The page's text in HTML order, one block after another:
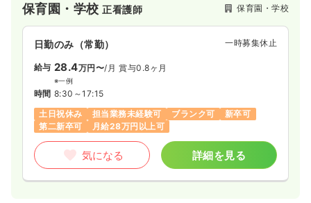
保育園・学校正看護師 保育園・学校
日勤のみ（常勤） 一時募集休止
給与 28.4万円〜/月 賞与0.8ヶ月
※一例
時間 8:30～17:15
土日祝休み
担当業務未経験可 ブランク可
新卒可
第二新卒可
月給28万円以上可
気になる 詳細を見る